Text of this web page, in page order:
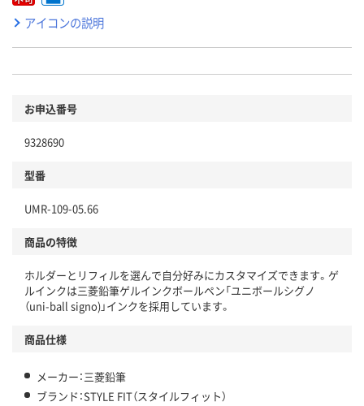
アイコンの説明
お申込番号
9328690
型番
UMR-109-05.66
商品の特徴
ホルダーとリフィルを選んで自分好みにカスタマイズできます。ゲ
ルインクは三菱鉛筆ゲルインクボールペン「ユニボールシグノ
（uni-ball signo)」インクを採用しています。
商品仕様
メーカー：三菱鉛筆
ブランド：STYLE FIT（スタイルフィット）